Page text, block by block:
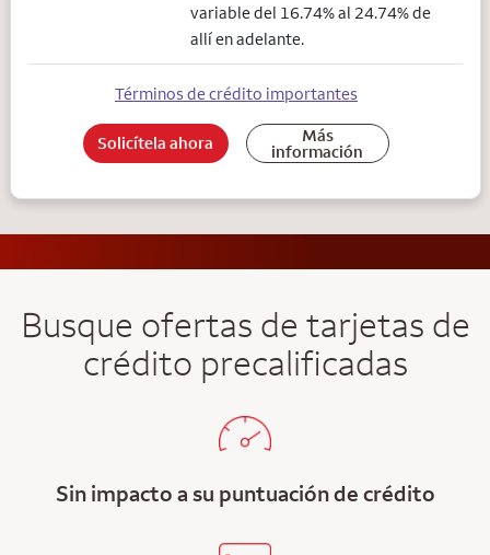
variable del 16.74% al 24.74% de
allí en adelante.
Términos de crédito importantes
Solicítela ahora Más
información
Busque ofertas de tarjetas de
crédito precalificadas
Sin impacto a su puntuación de crédito